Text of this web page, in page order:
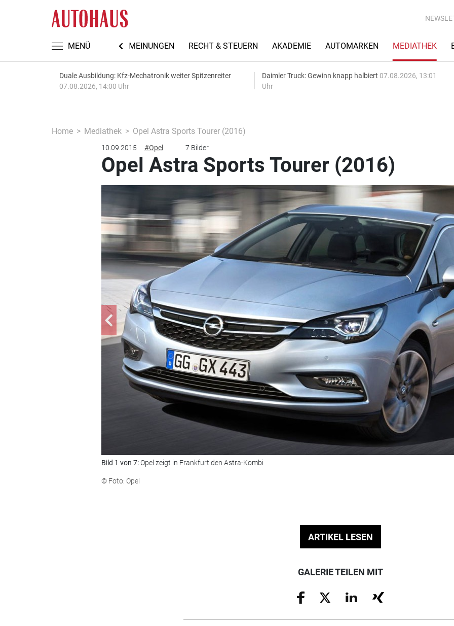
MENÜ
AUTOMECHANIKA 2026 MEINUNGEN RECHT & STEUERN AKADEMIE AUTOMARKEN MEDIATHEK
Duale Ausbildung: Kfz-Mechatronik weiter Spitzenreiter
07.08.2026, 14:00 Uhr
Daimler Truck: Gewinn knapp halbiert 07.08.2026, 13:01
Uhr
Home Mediathek Opel Astra Sports Tourer (2016)
10.09.2015 #Opel 7 Bilder
Opel Astra Sports Tourer (2016)
Bild 1 von 7:Opel zeigt in Frankfurt den Astra-Kombi
© Foto: Opel
ARTIKEL LESEN
GALERIE TEILEN MIT